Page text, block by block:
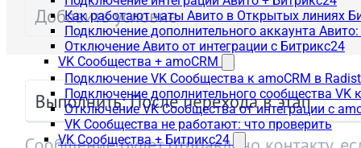
Как работают чаты Авито в Открытых линиях
Подключение дополнительного аккаунта
Отключение Авито от интеграции с Битрикс24
VK Сообщества + amoCRM
Подключение VK Сообщества к amoCRM в
Подключение дополнительного сообщества VK
Отключение VK Сообщества от интеграции с
VK Сообщества не работают: что проверить
VK Сообщества + Битрикс24